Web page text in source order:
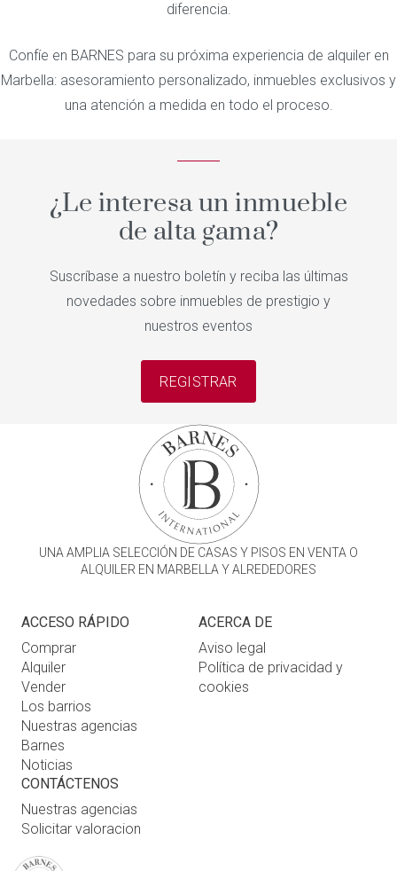
diferencia.
Confíe en BARNES para su próxima experiencia de alquiler en
Marbella: asesoramiento personalizado, inmuebles exclusivos y
una atención a medida en todo el proceso.
¿Le interesa un inmueble
de alta gama?
Suscríbase a nuestro boletín y reciba las últimas
novedades sobre inmuebles de prestigio y
nuestros eventos
REGISTRAR
UNA AMPLIA SELECCIÓN DE CASAS Y PISOS EN VENTA O
ALQUILER EN MARBELLA Y ALREDEDORES
ACCESO RÁPIDO
Comprar
Alquiler
Vender
Los barrios
Nuestras agencias
Barnes
Noticias
ACERCA DE
Aviso legal
Política de privacidad y
cookies
CONTÁCTENOS
Nuestras agencias
Solicitar valoracion